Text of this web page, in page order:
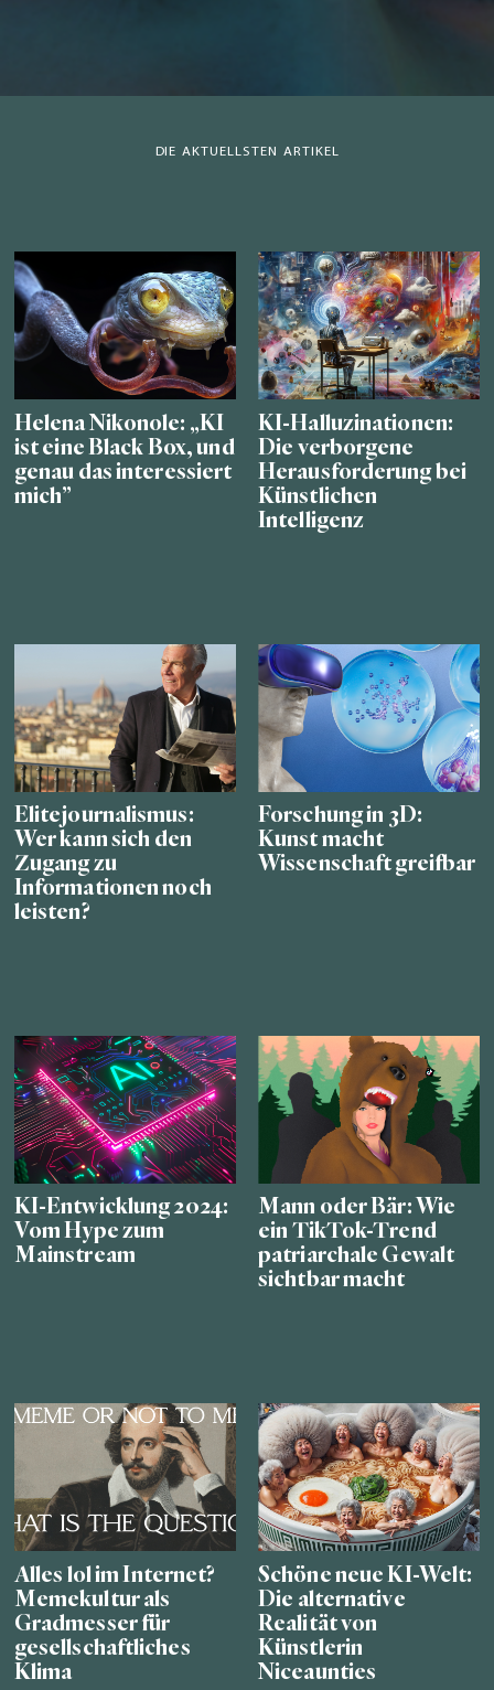
DIE AKTUELLSTEN ARTIKEL
Helena Nikonole: „KI
ist eine Black Box, und
genau das interessiert
mich”
KI-Halluzinationen:
Die verborgene
Herausforderung bei
Künstlichen
Intelligenz
Elitejournalismus:
Wer kann sich den
Zugang zu
Informationen noch
leisten?
Forschung in 3D:
Kunst macht
Wissenschaft greifbar
KI-Entwicklung 2024:
Vom Hype zum
Mainstream
Mann oder Bär: Wie
ein TikTok-Trend
patriarchale Gewalt
sichtbar macht
Alles lol im Internet?
Memekultur als
Gradmesser für
gesellschaftliches
Klima
Schöne neue KI-Welt:
Die alternative
Realität von
Künstlerin
Niceaunties